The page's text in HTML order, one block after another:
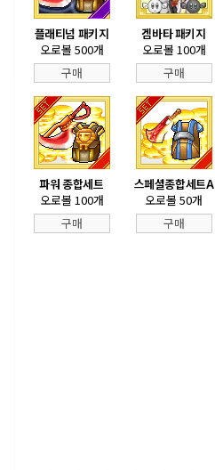
플래티넘 패키지
오로볼 500개
구매
겜바타 패키지
오로볼 100개
구매
파워 종합세트
오로볼 100개
구매
스페셜종합세트A
오로볼 50개
구매